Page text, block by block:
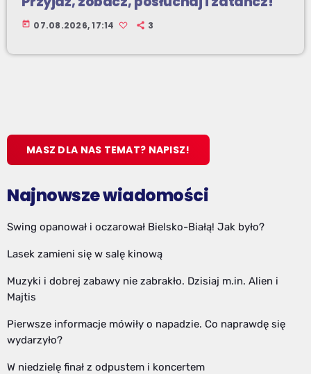
today 07.08.2026, 17:14 3
MASZ DLA NAS TEMAT? NAPISZ!
Najnowsze wiadomości
Swing opanował i oczarował Bielsko-Białą! Jak było?
Lasek zamieni się w salę kinową
Muzyki i dobrej zabawy nie zabrakło. Dzisiaj m.in. Alien i
Majtis
Pierwsze informacje mówiły o napadzie. Co naprawdę się
wydarzyło?
W niedzielę finał z odpustem i koncertem